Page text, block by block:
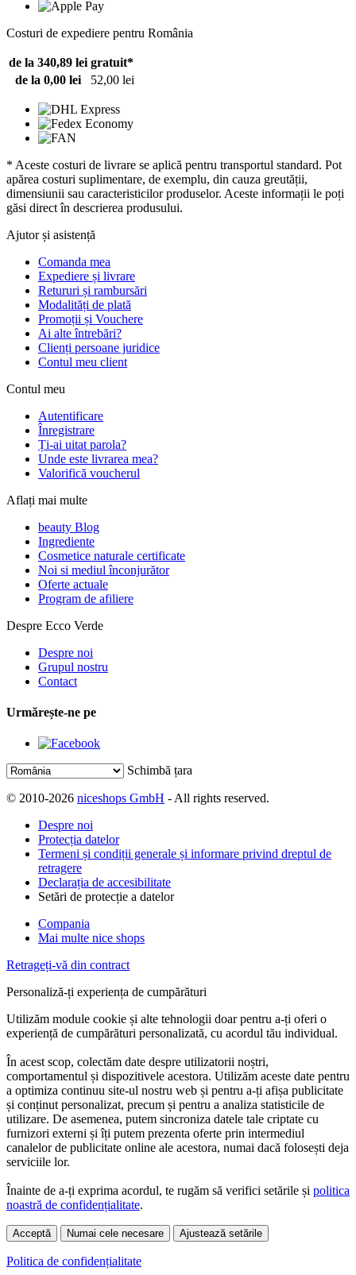
Costuri de expediere pentru România
de la 340,89 lei gratuit*
de la 0,00 lei
52,00 lei
* Aceste costuri de livrare se aplică pentru transportul standard. Pot
apărea costuri suplimentare, de exemplu, din cauza greutății,
dimensiunii sau caracteristicilor produselor. Aceste informații le poți
găsi direct în descrierea produsului.
Ajutor și asistență
Comanda mea
Expediere și livrare
Retururi și rambursări
Modalități de plată
Promoții și Vouchere
Ai alte întrebări?
Clienți persoane juridice
Contul meu client
Contul meu
Autentificare
Înregistrare
Ți-ai uitat parola?
Unde este livrarea mea?
Valorifică voucherul
Aflați mai multe
beauty Blog
Ingrediente
Cosmetice naturale certificate
Noi si mediul înconjurător
Oferte actuale
Program de afiliere
Despre Ecco Verde
Despre noi
Grupul nostru
Contact
Urmărește-ne pe
Schimbă țara
© 2010-2026 niceshops GmbH - All rights reserved.
Despre noi
Protecția datelor
Termeni și condiții generale și informare privind dreptul de
retragere
Declarația de accesibilitate
Setări de protecție a datelor
Compania
Mai multe nice shops
Retrageți-vă din contract
Personaliză-ți experiența de cumpărături
Utilizăm module cookie și alte tehnologii doar pentru a-ți oferi o
experiență de cumpărături personalizată, cu acordul tău individual.
În acest scop, colectăm date despre utilizatorii noștri,
comportamentul și dispozitivele acestora. Utilizăm aceste date pentru
a optimiza continuu site-ul nostru web și pentru a-ți afișa publicitate
și conținut personalizat, precum și pentru a analiza statisticile de
utilizare. De asemenea, putem sincroniza datele tale criptate cu
furnizori externi și îți putem prezenta oferte prin intermediul
canalelor de publicitate online ale acestora, numai dacă folosești deja
serviciile lor.
Înainte de a-ți exprima acordul, te rugăm să verifici setările și politica
noastră de confidențialitate.
Acceptă Numai cele necesare Ajustează setările
Politica de confidențialitate